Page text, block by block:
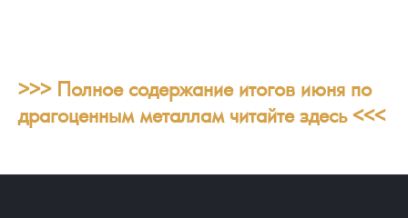
>>> Полное содержание итогов июня по
драгоценным металлам читайте здесь <<<